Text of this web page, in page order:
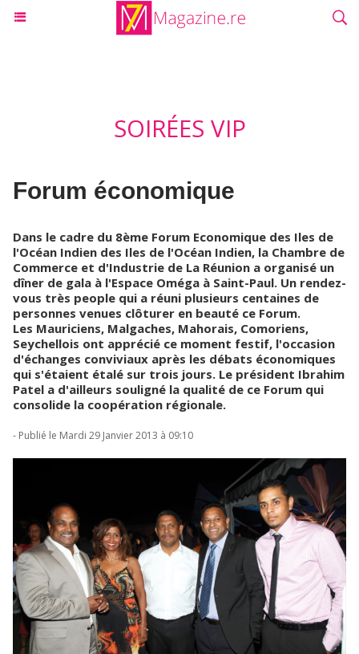
SOIRÉES VIP
Forum économique
Dans le cadre du 8ème Forum Economique des Iles de
l'Océan Indien des Iles de l'Océan Indien, la Chambre de
Commerce et d'Industrie de La Réunion a organisé un
dîner de gala à l'Espace Oméga à Saint-Paul. Un rendez-
vous très people qui a réuni plusieurs centaines de
personnes venues clôturer en beauté ce Forum.
Les Mauriciens, Malgaches, Mahorais, Comoriens,
Seychellois ont apprécié ce moment festif, l'occasion
d'échanges conviviaux après les débats économiques
qui s'étaient étalé sur trois jours. Le président Ibrahim
Patel a d'ailleurs souligné la qualité de ce Forum qui
consolide la coopération régionale.
- Publié le Mardi 29 Janvier 2013 à 09:10